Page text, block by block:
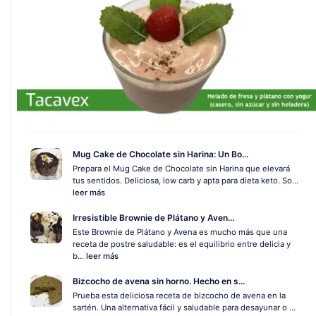
Mug Cake de Chocolate sin Harina: Un Bo...
Prepara el Mug Cake de Chocolate sin Harina que elevará
tus sentidos. Deliciosa, low carb y apta para dieta keto. So...
leer más
Irresistible Brownie de Plátano y Aven...
Este Brownie de Plátano y Avena es mucho más que una
receta de postre saludable: es el equilibrio entre delicia y
b... leer más
Bizcocho de avena sin horno. Hecho en s...
Prueba esta deliciosa receta de bizcocho de avena en la
sartén. Una alternativa fácil y saludable para desayunar o ...